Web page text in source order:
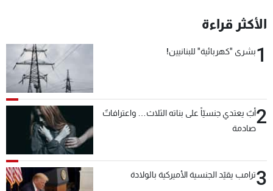
الأكثر قراءة
1بشرى "كهربائية" للبنانيين!
2أبٌ يعتدي جنسيّاً على بناته الثلاث… واعترافاتٌ
صادمة
3ترامب يقيّد الجنسية الأميركية بالولادة
عن MTV
لاعلاناتكم